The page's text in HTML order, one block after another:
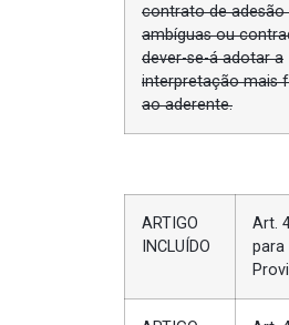
contrato de adesão
ambíguas ou
dever-se-á adotar a
interpretação mais
ao aderente.
ARTIGO
INCLUÍDO
Art.
para